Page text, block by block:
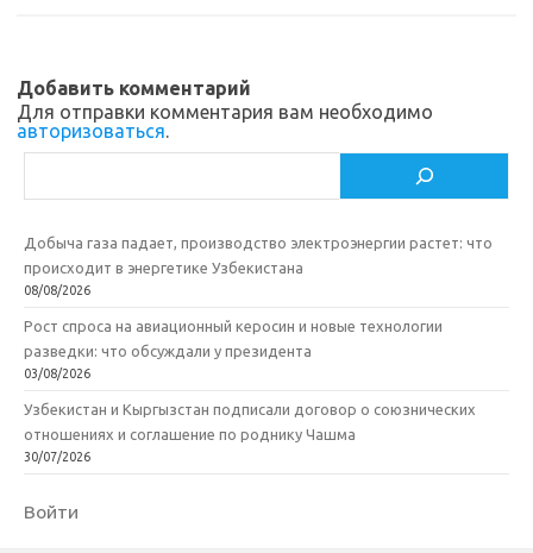
ik
i
ь
Добавить комментарий
Для отправки комментария вам необходимо
авторизоваться.
Добыча газа падает, производство электроэнергии растет: что
происходит в энергетике Узбекистана
08/08/2026
Рост спроса на авиационный керосин и новые технологии
разведки: что обсуждали у президента
03/08/2026
Узбекистан и Кыргызстан подписали договор о союзнических
отношениях и соглашение по роднику Чашма
30/07/2026
Войти